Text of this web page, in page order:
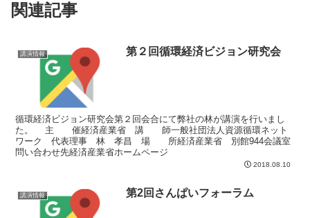
関連記事
講演情報 第２回循環経済ビジョン研究会
循環経済ビジョン研究会第２回会合にて弊社の林が講演を行いまし
た。 主 催経済産業省 講 師一般社団法人資源循環ネット
ワーク 代表理事 林 孝昌 場 所経済産業省 別館944会議室
問い合わせ先経済産業省ホームページ
2018.08.10
講演情報 第2回さんぱいフォーラム